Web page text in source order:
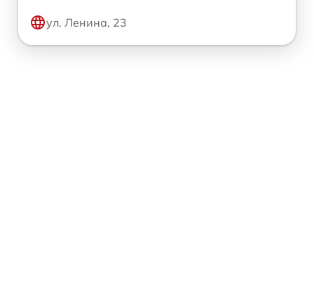
ул. Ленина, 23